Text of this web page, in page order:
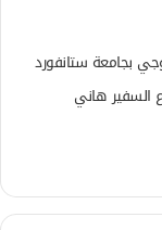
بجامعة ستانفورد
السفير هاني